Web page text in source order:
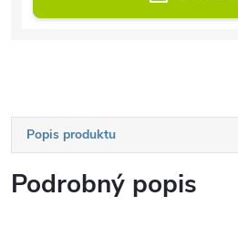
Popis produktu
Podrobný popis